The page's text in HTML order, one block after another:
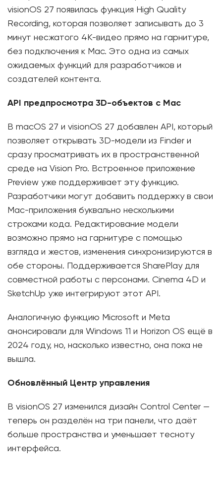
visionOS 27 появилась функция High Quality
Recording, которая позволяет записывать до 3
минут несжатого 4K-видео прямо на гарнитуре,
без подключения к Mac. Это одна из самых
ожидаемых функций для разработчиков и
создателей контента.
API предпросмотра 3D-объектов с Mac
В macOS 27 и visionOS 27 добавлен API, который
позволяет открывать 3D-модели из Finder и
сразу просматривать их в пространственной
среде на Vision Pro. Встроенное приложение
Preview уже поддерживает эту функцию.
Разработчики могут добавить поддержку в свои
Mac-приложения буквально несколькими
строками кода. Редактирование модели
возможно прямо на гарнитуре с помощью
взгляда и жестов, изменения синхронизируются в
обе стороны. Поддерживается SharePlay для
совместной работы с персонами. Cinema 4D и
SketchUp уже интегрируют этот API.
Аналогичную функцию Microsoft и Meta
анонсировали для Windows 11 и Horizon OS ещё в
2024 году, но, насколько известно, она пока не
вышла.
Обновлённый Центр управления
В visionOS 27 изменился дизайн Control Center —
теперь он разделён на три панели, что даёт
больше пространства и уменьшает тесноту
интерфейса.